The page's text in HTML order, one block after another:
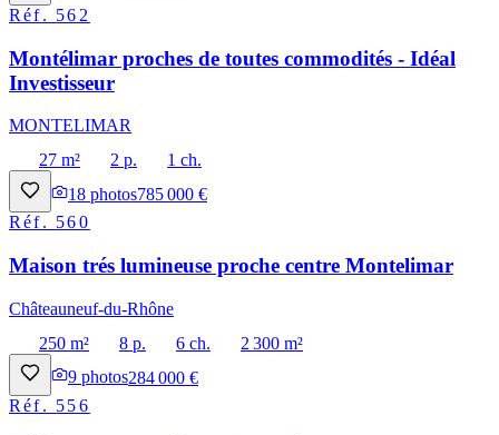
Réf. 562
Montélimar proches de toutes commodités - Idéal
Investisseur
MONTELIMAR
27 m²
2 p.
1 ch.
18 photos785 000 €
Réf. 560
Maison trés lumineuse proche centre Montelimar
Châteauneuf-du-Rhône
250 m²
8 p. 6 ch.
2 300 m²
9 photos284 000 €
Réf. 556